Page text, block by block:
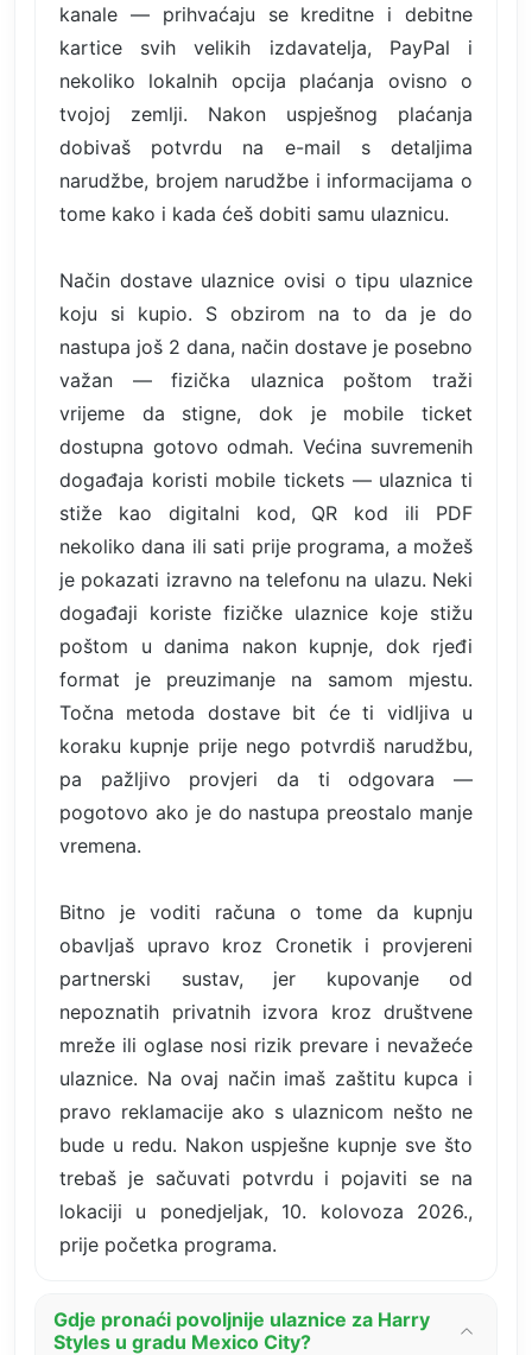
kanale — prihvaćaju se kreditne i debitne
kartice svih velikih izdavatelja, PayPal i
nekoliko lokalnih opcija plaćanja ovisno o
tvojoj zemlji. Nakon uspješnog plaćanja
dobivaš potvrdu na e-mail s detaljima
narudžbe, brojem narudžbe i informacijama o
tome kako i kada ćeš dobiti samu ulaznicu.
Način dostave ulaznice ovisi o tipu ulaznice
koju si kupio. S obzirom na to da je do
nastupa još 2 dana, način dostave je posebno
važan — fizička ulaznica poštom traži
vrijeme da stigne, dok je mobile ticket
dostupna gotovo odmah. Većina suvremenih
događaja koristi mobile tickets — ulaznica ti
stiže kao digitalni kod, QR kod ili PDF
nekoliko dana ili sati prije programa, a možeš
je pokazati izravno na telefonu na ulazu. Neki
događaji koriste fizičke ulaznice koje stižu
poštom u danima nakon kupnje, dok rjeđi
format je preuzimanje na samom mjestu.
Točna metoda dostave bit će ti vidljiva u
koraku kupnje prije nego potvrdiš narudžbu,
pa pažljivo provjeri da ti odgovara —
pogotovo ako je do nastupa preostalo manje
vremena.
Bitno je voditi računa o tome da kupnju
obavljaš upravo kroz Cronetik i provjereni
partnerski sustav, jer kupovanje od
nepoznatih privatnih izvora kroz društvene
mreže ili oglase nosi rizik prevare i nevažeće
ulaznice. Na ovaj način imaš zaštitu kupca i
pravo reklamacije ako s ulaznicom nešto ne
bude u redu. Nakon uspješne kupnje sve što
trebaš je sačuvati potvrdu i pojaviti se na
lokaciji u ponedjeljak, 10. kolovoza 2026.,
prije početka programa.
Gdje pronaći povoljnije ulaznice za Harry
Styles u gradu Mexico City?